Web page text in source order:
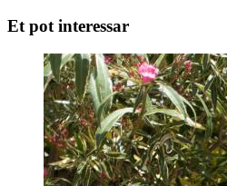
Et pot interessar